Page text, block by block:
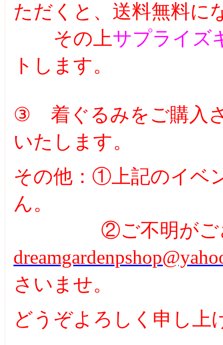
ただくと、送料無料に
その上サプライズ
トします。
③ 着ぐるみをご購入
いたします。
その他： ①上記のイベ
ん。
②ご不明がご
さいませ。
どうぞよろしく申し上